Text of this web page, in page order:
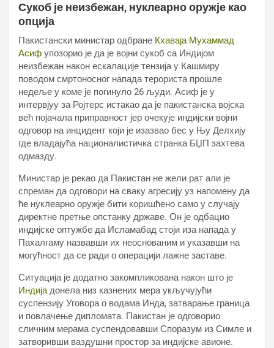
Сукоб је неизбежан, нуклеарно оружје као
опција
Пакистански министар одбране Кхаваја Мухаммад
Асиф упозорио је да је војни сукоб са Индијом
неизбежан након ескалације тензија у Кашмиру
поводом смртоносног напада терориста прошле
недеље у коме је погинуло 26 људи. Асиф је у
интервјуу за Ројтерс истакао да је пакистанска војска
већ појачала приправност јер очекује индијски војни
одговор на инцидент који је изазвао бес у Њу Делхију
где владајућа националистичка странка БЏП захтева
одмазду.
Министар је рекао да Пакистан не жели рат али је
спреман да одговори на сваку агресију уз напомену да
ће нуклеарно оружје бити коришћено само у случају
директне претње опстанку државе. Он је одбацио
индијске оптужбе да Исламабад стоји иза напада у
Пахалгаму назвавши их неоснованим и указавши на
могућност да се ради о операцији лажне заставе.
Ситуација је додатно закомпликована након што је
Индијадонела низ казнених мера укључујући
суспензију Уговора о водама Инда, затварање граница
и повлачење дипломата. Пакистан је одговорио
сличним мерама суспендовавши Споразум из Симле и
затворивши ваздушни простор за индијске авионе.